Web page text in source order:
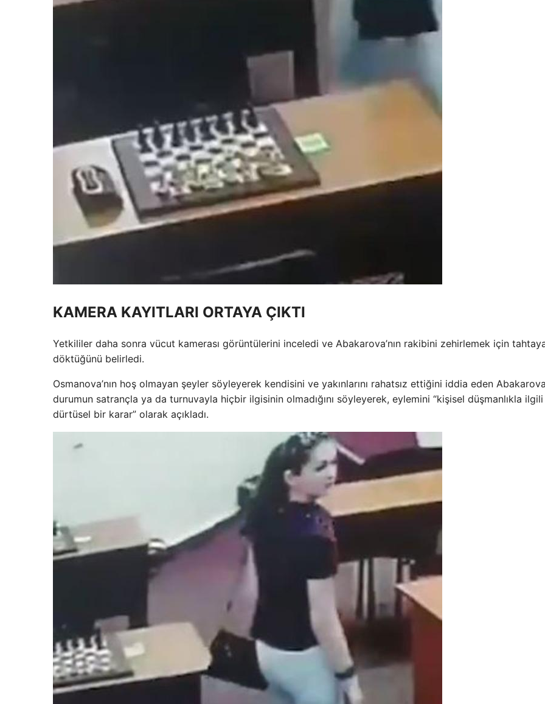
KAMERA KAYITLARI ORTAYA ÇIKTI
Yetkililer daha sonra vücut kamerası görüntülerini inceledi ve Abakarova’nın rakibini zehirlemek için
döktüğünü belirledi.
Osmanova’nın hoş olmayan şeyler söyleyerek kendisini ve yakınlarını rahatsız ettiğini iddia eden
durumun satrançla ya da turnuvayla hiçbir ilgisinin olmadığını söyleyerek, eylemini “kişisel düşmanlıkla ilgili
dürtüsel bir karar” olarak açıkladı.